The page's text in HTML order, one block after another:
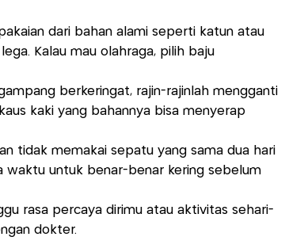
dari bahan alami seperti katun atau
Kalau mau olahraga, pilih baju
berkeringat, rajin-rajinlah mengganti
kaki yang bahannya bisa menyerap
tidak memakai sepatu yang sama dua hari
untuk benar-benar kering sebelum
rasa percaya dirimu atau aktivitas sehari-
dokter.